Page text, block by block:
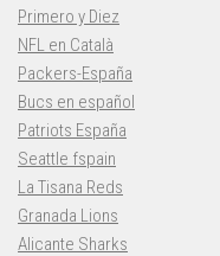
Primero y Diez
NFL en Català
Packers-España
Bucs en español
Patriots España
Seattle fspain
La Tisana Reds
Granada Lions
Alicante Sharks